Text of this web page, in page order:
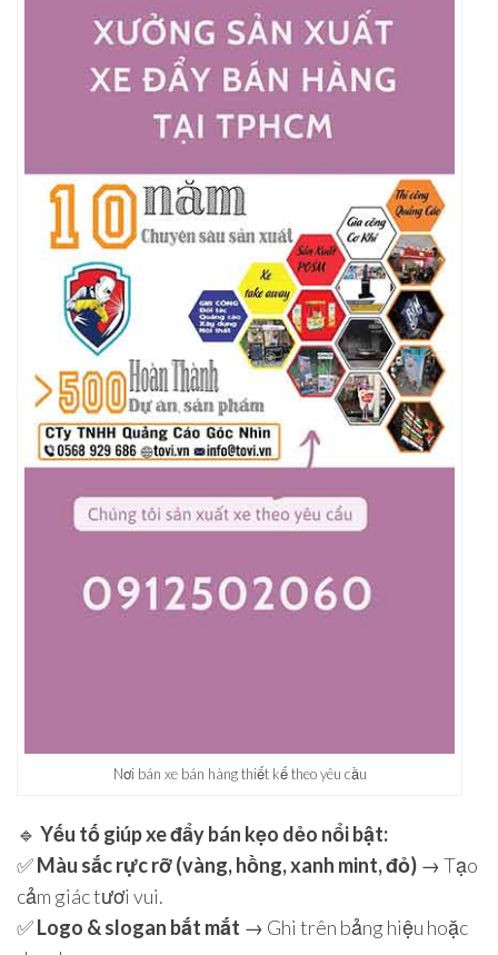
Nơi bán xe bán hàng thiết kế theo yêu cầu
🔹 Yếu tố giúp xe đẩy bán kẹo dẻo nổi bật:
✅Màu sắc rực rỡ (vàng, hồng, xanh mint, đỏ) → Tạo
cảm giác tươi vui.
✅Logo & slogan bắt mắt → Ghi trên bảng hiệu hoặc